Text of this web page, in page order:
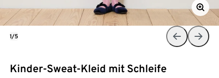
Kinder-Sweat-Kleid mit Schleife
1/5